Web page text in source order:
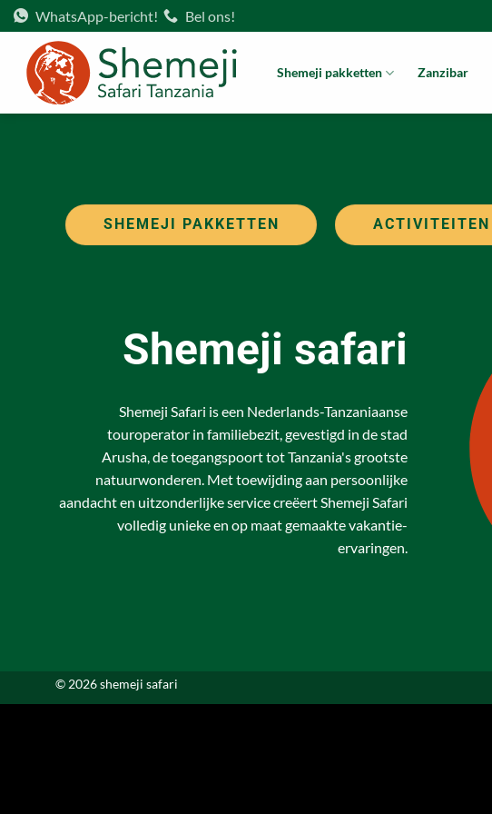
Ga
naar
inhoud
WhatsApp-bericht! Bel ons!
Shemeji pakketten Zanzibar
SHEMEJI PAKKETTEN ACTIVITEITEN
Shemeji safari
Shemeji Safari is een Nederlands-Tanzaniaanse
touroperator in familiebezit, gevestigd in de stad
Arusha, de toegangspoort tot Tanzania's grootste
natuurwonderen. Met toewijding aan persoonlijke
aandacht en uitzonderlijke service creëert Shemeji Safari
volledig unieke en op maat gemaakte vakantie-
ervaringen.
© 2026 shemeji safari